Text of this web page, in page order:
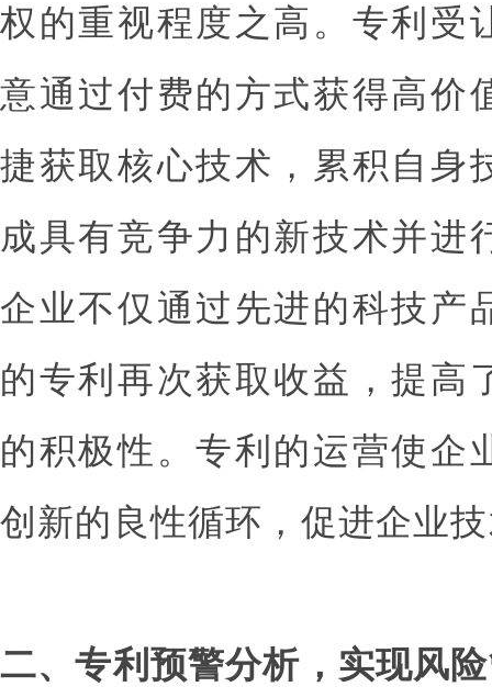
权的重视程度之高。专利受
意通过付费的方式获得高价
捷获取核心技术，累积自身
成具有竞争力的新技术并进
企业不仅通过先进的科技产
的专利再次获取收益，提高
的积极性。专利的运营使企
创新的良性循环，促进企业
二、专利预警分析，实现风